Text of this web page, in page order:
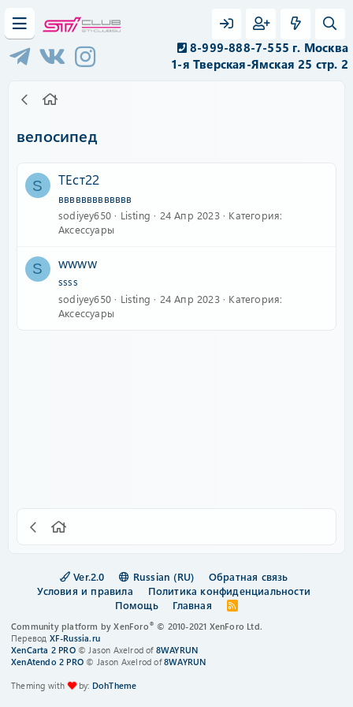
8-999-888-7-555 г. Москва
1-я Тверская-Ямская 25 стр. 2
велосипед
S ТЕст22
ввввввввввввв
sodiyey650
Listing 24 Апр 2023
Категория:
Аксессуары
S wwww
ssss
sodiyey650
Listing 24 Апр 2023
Категория:
Аксессуары
Ver.2.0 Russian (RU)
Обратная связь
Условия и правила
Политика конфиденциальности
Помощь
Главная
R
S
Community platform by XenForo® © 2010-2021 XenForo Ltd.
Перевод XF-Russia.ru
XenCarta 2 PRO© Jason Axelrod of 8WAYRUN
XenAtendo 2 PRO © Jason Axelrod of8WAYRUN
Theming with
by: DohTheme